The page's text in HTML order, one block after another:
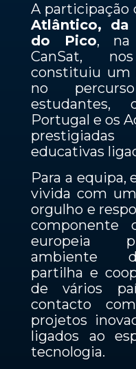
A participação
Atlântico, da
do Pico, na
CanSat,
constituiu um
no
estudantes,
Portugal e os
educativas
Para a equipa,
vivida com
orgulho e
componente
europeia
ambiente
partilha e
de vários
contacto
projetos
ligados ao
tecnologia.